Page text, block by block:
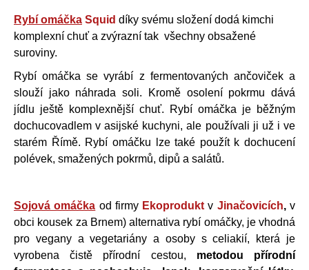
Rybí omáčka Squid díky svému složení dodá kimchi
komplexní chuť a zvýrazní tak všechny obsažené
suroviny.
Rybí omáčka se vyrábí z fermentovaných ančoviček a
slouží jako náhrada soli. Kromě osolení pokrmu dává
jídlu ještě komplexnější chuť. Rybí omáčka je běžným
dochucovadlem v asijské kuchyni, ale používali ji už i ve
starém Římě. Rybí omáčku lze také použít k dochucení
polévek, smažených pokrmů, dipů a salátů.
Sojová omáčka od firmy Ekoprodukt v Jinačovicích,v
obci kousek za Brnem) alternativa rybí omáčky, je vhodná
pro vegany a vegetariány a osoby s celiakií, která je
vyrobena čistě přírodní cestou, metodou přírodní